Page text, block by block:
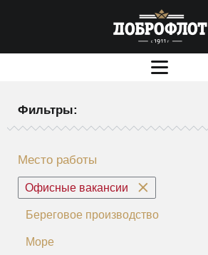
Фильтры:
Место работы
Офисные вакансии
Береговое производство
Море